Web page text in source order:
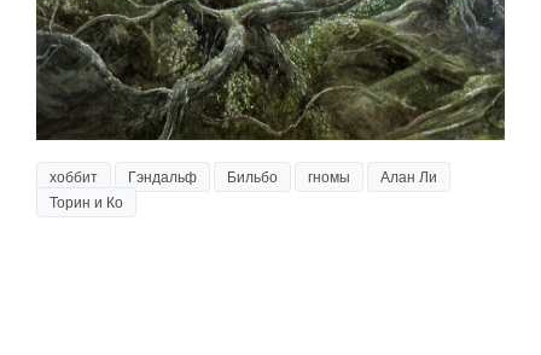
хоббит Гэндальф Бильбо гномы
Алан Ли
Торин и Ко